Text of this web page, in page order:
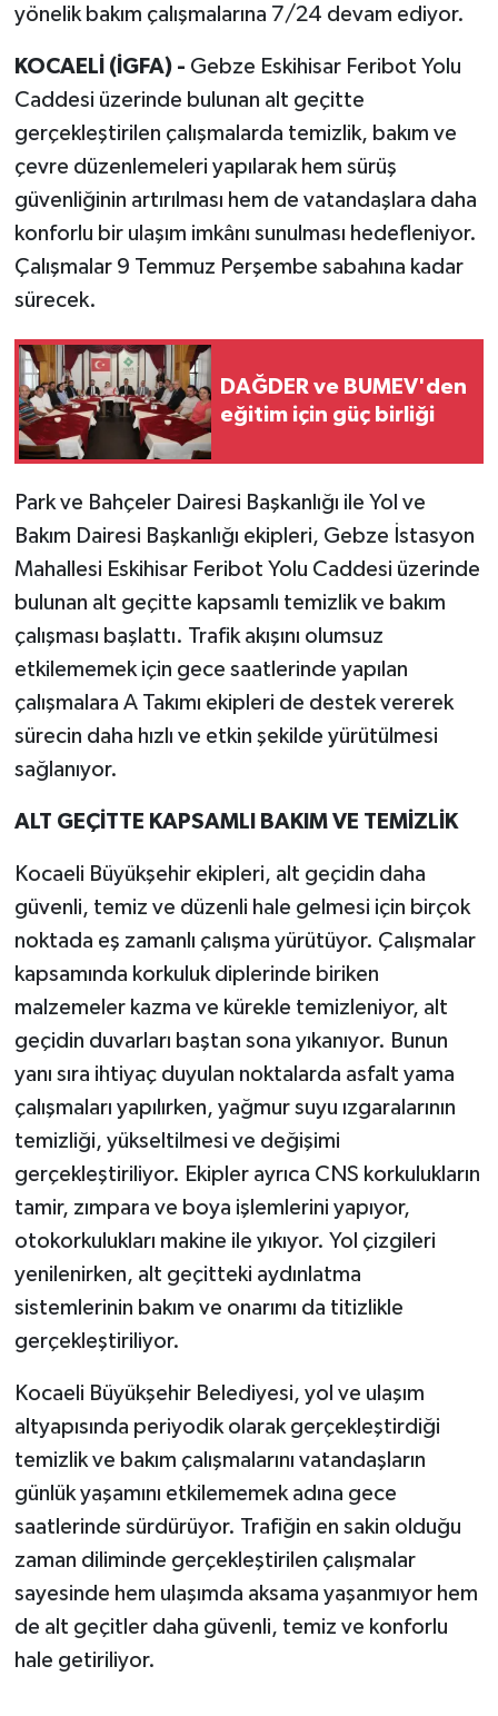
yönelik bakım çalışmalarına 7/24 devam ediyor.
KOCAELİ (İGFA) - Gebze Eskihisar Feribot Yolu
Caddesi üzerinde bulunan alt geçitte
gerçekleştirilen çalışmalarda temizlik, bakım ve
çevre düzenlemeleri yapılarak hem sürüş
güvenliğinin artırılması hem de vatandaşlara daha
konforlu bir ulaşım imkânı sunulması hedefleniyor.
Çalışmalar 9 Temmuz Perşembe sabahına kadar
sürecek.
DAĞDER ve BUMEV'den
eğitim için güç birliği
Park ve Bahçeler Dairesi Başkanlığı ile Yol ve
Bakım Dairesi Başkanlığı ekipleri, Gebze İstasyon
Mahallesi Eskihisar Feribot Yolu Caddesi üzerinde
bulunan alt geçitte kapsamlı temizlik ve bakım
çalışması başlattı. Trafik akışını olumsuz
etkilememek için gece saatlerinde yapılan
çalışmalara A Takımı ekipleri de destek vererek
sürecin daha hızlı ve etkin şekilde yürütülmesi
sağlanıyor.
ALT GEÇİTTE KAPSAMLI BAKIM VE TEMİZLİK
Kocaeli Büyükşehir ekipleri, alt geçidin daha
güvenli, temiz ve düzenli hale gelmesi için birçok
noktada eş zamanlı çalışma yürütüyor. Çalışmalar
kapsamında korkuluk diplerinde biriken
malzemeler kazma ve kürekle temizleniyor, alt
geçidin duvarları baştan sona yıkanıyor. Bunun
yanı sıra ihtiyaç duyulan noktalarda asfalt yama
çalışmaları yapılırken, yağmur suyu ızgaralarının
temizliği, yükseltilmesi ve değişimi
gerçekleştiriliyor. Ekipler ayrıca CNS korkulukların
tamir, zımpara ve boya işlemlerini yapıyor,
otokorkulukları makine ile yıkıyor. Yol çizgileri
yenilenirken, alt geçitteki aydınlatma
sistemlerinin bakım ve onarımı da titizlikle
gerçekleştiriliyor.
Kocaeli Büyükşehir Belediyesi, yol ve ulaşım
altyapısında periyodik olarak gerçekleştirdiği
temizlik ve bakım çalışmalarını vatandaşların
günlük yaşamını etkilememek adına gece
saatlerinde sürdürüyor. Trafiğin en sakin olduğu
zaman diliminde gerçekleştirilen çalışmalar
sayesinde hem ulaşımda aksama yaşanmıyor hem
de alt geçitler daha güvenli, temiz ve konforlu
hale getiriliyor.